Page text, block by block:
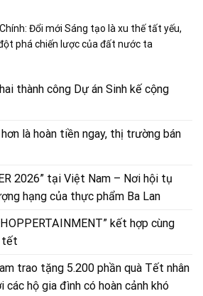
Đổi mới Sáng tạo là xu thế tất yếu,
phá chiến lược của đất nước ta
thành công Dự án Sinh kế cộng
là hoàn tiền ngay, thị trường bán
2026” tại Việt Nam – Nơi hội tụ
hạng của thực phẩm Ba Lan
kết hợp cùng
tết
trao tặng 5.200 phần quà Tết nhân
hộ gia đình có hoàn cảnh khó